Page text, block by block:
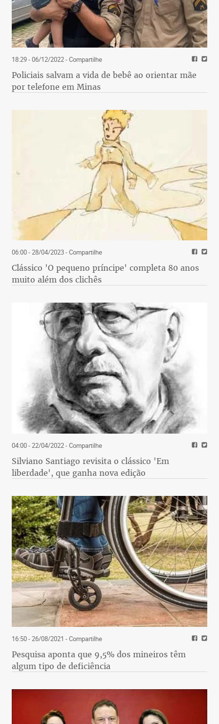
18:29 - 06/12/2022- Compartilhe
Policiais salvam a vida de bebê ao orientar mãe
por telefone em Minas
06:00 - 28/04/2023- Compartilhe
Clássico 'O pequeno príncipe' completa 80 anos
muito além dos clichês
04:00 - 22/04/2022- Compartilhe
Silviano Santiago revisita o clássico 'Em
liberdade', que ganha nova edição
16:50 - 26/08/2021 - Compartilhe
Pesquisa aponta que 9,5% dos mineiros têm
algum tipo de deficiência